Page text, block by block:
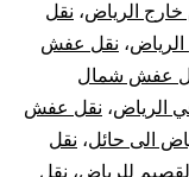
الرياض، نقل
، نقل عفش
عفش شمال
الرياض، نقل عفش
الى حائل، نقل
للرياض، نقل